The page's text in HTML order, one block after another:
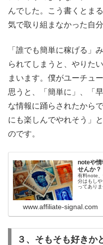
んでした。こう書くとま
気で取り組まなかった自
「誰でも簡単に稼げる」
られてしまうと、やりた
まいます。僕がユーチュ
思うと、「簡単に」、「
な情報に踊らされたから
にも楽しんでやれそう」
のです。
noteや情
せんか？
有料note
分はもし
ってあり
www.affiliate-signal.com
３、そもそも好きか